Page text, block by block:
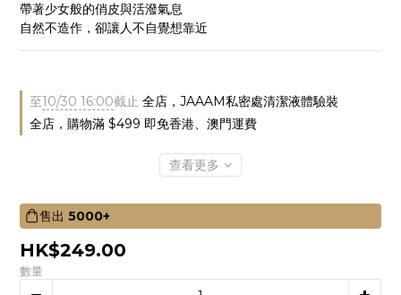
帶著少女般的俏皮與活潑氣息
自然不造作，卻讓人不自覺想靠近
至10/30 16:00截止 全店，JAAAM私密處清潔液體驗裝
全店，購物滿 $499 即免香港、澳門運費
查看更多
售出 5000+
HK$249.00
數量